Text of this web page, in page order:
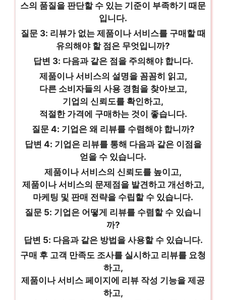
스의 품질을 판단할 수 있는 기준이 부족하기 때문
입니다.
질문 3: 리뷰가 없는 제품이나 서비스를 구매할 때
유의해야 할 점은 무엇입니까?
답변 3: 다음과 같은 점을 주의해야 합니다.
제품이나 서비스의 설명을 꼼꼼히 읽고,
다른 소비자들의 사용 경험을 찾아보고,
기업의 신뢰도를 확인하고,
적절한 가격에 구매하는 것이 좋습니다.
질문 4: 기업은 왜 리뷰를 수렴해야 합니까?
답변 4: 기업은 리뷰를 통해 다음과 같은 이점을
얻을 수 있습니다.
제품이나 서비스의 신뢰도를 높이고,
제품이나 서비스의 문제점을 발견하고 개선하고,
마케팅 및 판매 전략을 수립할 수 있습니다.
질문 5: 기업은 어떻게 리뷰를 수렴할 수 있습니
까?
답변 5: 다음과 같은 방법을 사용할 수 있습니다.
구매 후 고객 만족도 조사를 실시하고 리뷰를 요청
하고,
제품이나 서비스 페이지에 리뷰 작성 기능을 제공
하고,